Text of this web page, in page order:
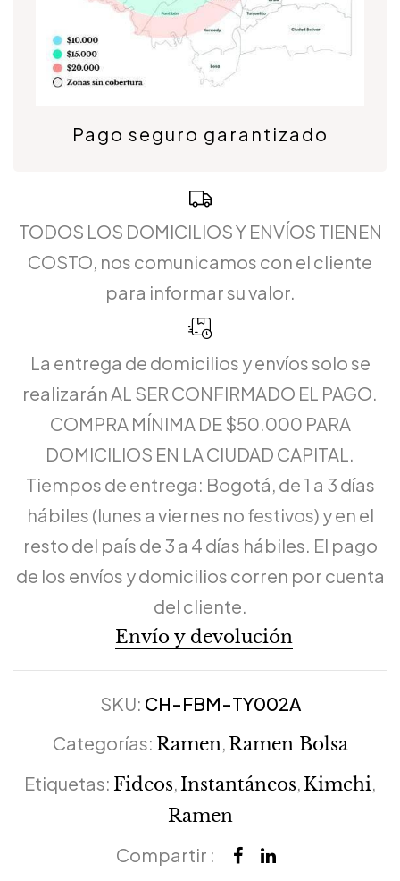
Pago seguro garantizado
TODOS LOS DOMICILIOS Y ENVÍOS TIENEN
COSTO, nos comunicamos con el cliente
para informar su valor.
La entrega de domicilios y envíos solo se
realizarán AL SER CONFIRMADO EL PAGO.
COMPRA MÍNIMA DE $50.000 PARA
DOMICILIOS EN LA CIUDAD CAPITAL.
Tiempos de entrega: Bogotá, de 1 a 3 días
hábiles (lunes a viernes no festivos) y en el
resto del país de 3 a 4 días hábiles. El pago
de los envíos y domicilios corren por cuenta
del cliente.
Envío y devolución
SKU: CH-FBM-TY002A
Categorías: Ramen Ramen Bolsa
Etiquetas: Fideos Instantáneos Kimchi
Ramen
Compartir :